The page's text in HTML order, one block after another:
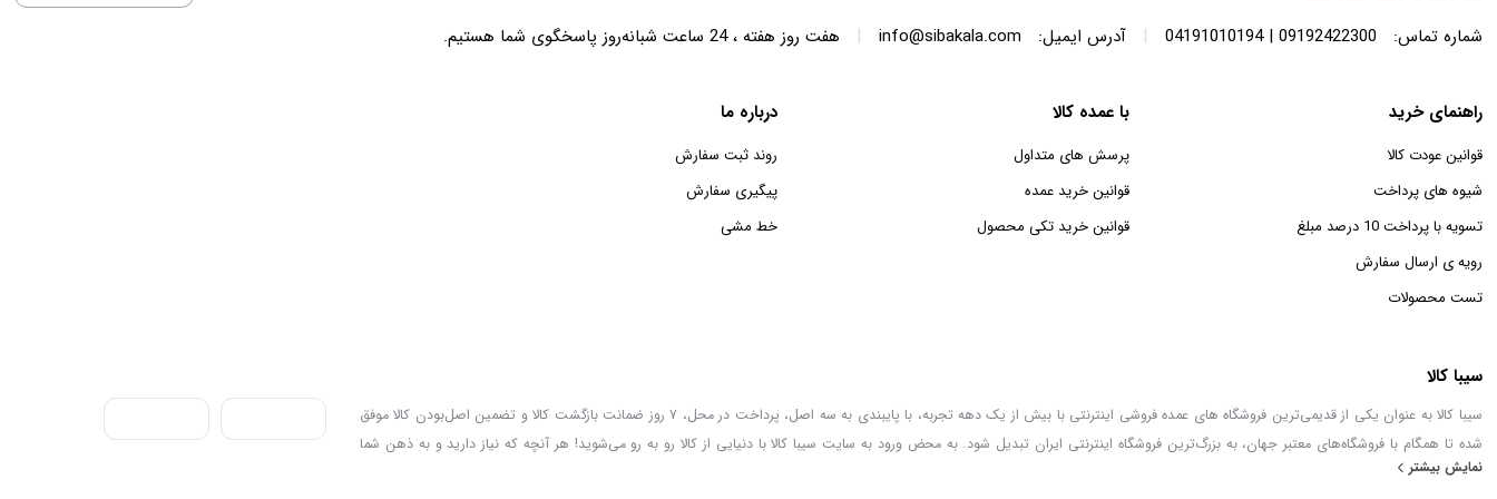
شماره تماس: 09192422300 | 04191010194
| آدرس ایمیل: info@sibakala.com
| هفت روز هفته ، 24 ساعت شبانه‌روز پاسخگوی شما هستیم.
راهنمای خرید
قوانین عودت کالا
شیوه های پرداخت
تسویه با پرداخت 10 درصد مبلغ
رویه ی ارسال سفارش
تست محصولات
با عمده کالا
پرسش های متداول
قوانین خرید عمده
قوانین خرید تکی محصول
درباره ما
روند ثبت سفارش
پیگیری سفارش
خط مشی
سیبا کالا
سیبا کالا به عنوان یکی از قدیمی‌ترین فروشگاه های عمده فروشی اینترنتی با بیش از یک دهه تجربه، با پایبندی به سه اصل، پرداخت در محل، ۷ روز ضمانت بازگشت کالا و تضمین اصل‌بودن کالا موفق
شده تا همگام با فروشگاه‌های معتبر جهان، به بزرگ‌ترین فروشگاه اینترنتی ایران تبدیل شود. به محض ورود به سایت سیبا کالا با دنیایی از کالا رو به رو می‌شوید! هر آنچه که نیاز دارید و به ذهن شما
خطور می‌کند در اینجا پیدا خواهید کرد.
نمایش بیشتر